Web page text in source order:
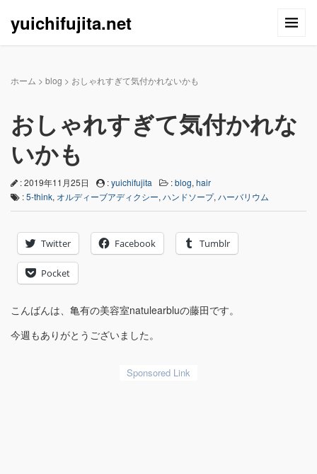
yuichifujita.net
ホーム > blog > おしゃれすぎて気付かれないかも
おしゃれすぎて気付かれな
いかも
: 2019年11月25日 :yuichifujita :blog, hair
:5-think, オルディーブアディクシー, ハンドソープ, ハーバリウム
Twitter Facebook Tumblr
Pocket
こんばんは、亀有の美容室natulearbluの藤田です。
今週もありがとうございました。